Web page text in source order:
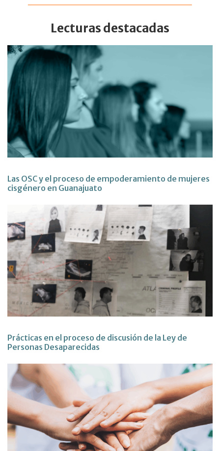
Lecturas destacadas
Las OSC y el proceso de empoderamiento de mujeres
cisgénero en Guanajuato
Prácticas en el proceso de discusión de la Ley de
Personas Desaparecidas